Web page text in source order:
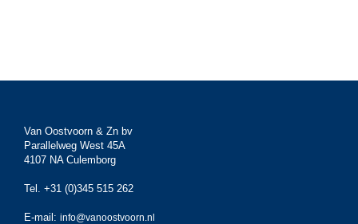
Van Oostvoorn & Zn bv
Parallelweg West 45A
4107 NA Culemborg
Tel. +31 (0)345 515 262
E-mail: info@vanoostvoorn.nl